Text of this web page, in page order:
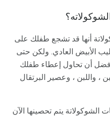
أنها قد تشجع طفلك على
الأبيض العادي. ولكن حتى
أن تحاول إعطاء طفلك
، واللبن ، وعصير البرتقال
الشوكولاتة يتم تحصينها الآن